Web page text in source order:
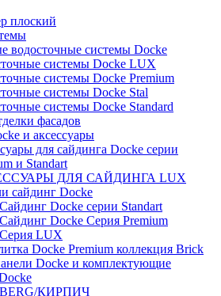
плоский
водосточные системы Docke
системы Docke LUX
системы Docke Premium
системы Docke Stal
системы Docke Standard
фасадов
и аксессуары
для сайдинга Docke серии
и Standart
ДЛЯ САЙДИНГА LUX
сайдинг Docke
Cайдинг Docke серии Standart
Сайдинг Docke Серия Premium
Серия LUX
Docke Premium коллекция Brick
Docke и комплектующие
BERG/КИРПИЧ